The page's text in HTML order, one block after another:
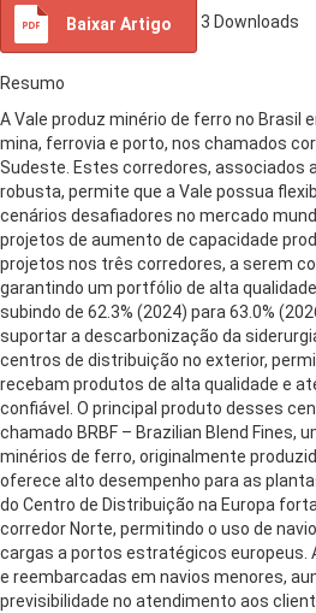
Baixar Artigo 3 Downloads
Resumo
A Vale produz minério de ferro no Brasil
mina, ferrovia e porto, nos chamados
Sudeste. Estes corredores, associados
robusta, permite que a Vale possua
cenários desafiadores no mercado
projetos de aumento de capacidade
projetos nos três corredores, a serem
garantindo um portfólio de alta
subindo de 62.3% (2024) para 63.0%
suportar a descarbonização da
centros de distribuição no exterior,
recebam produtos de alta qualidade e
confiável. O principal produto desses
chamado BRBF – Brazilian Blend Fines,
minérios de ferro, originalmente
oferece alto desempenho para as
do Centro de Distribuição na Europa
corredor Norte, permitindo o uso de
cargas a portos estratégicos europeus.
e reembarcadas em navios menores,
previsibilidade no atendimento aos